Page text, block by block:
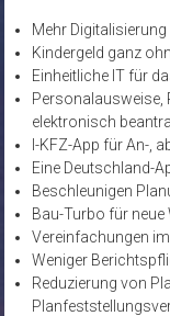
Mehr
Kindergeld ganz
Einheitliche IT für
Personalausweise,
elektronisch
I-KFZ-App für An-,
Eine Deutschland-
Beschleunigen
Bau-Turbo für neue
Vereinfachungen
Weniger
Reduzierung von